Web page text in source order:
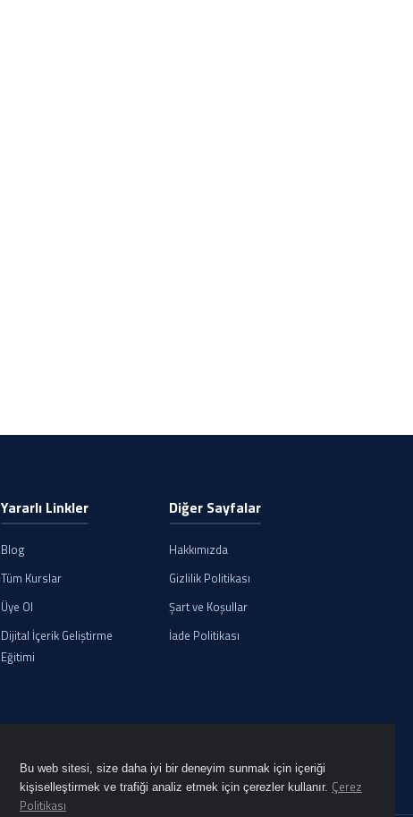
Bu web sitesi, size daha iyi bir deneyim sunmak için içeriği
kişiselleştirmek ve trafiği analiz etmek için çerezler kullanır. Çerez
Politikası
Yararlı Linkler
Blog
Tüm Kurslar
Üye Ol
Dijital İçerik Geliştirme
Eğitimi
Diğer Sayfalar
Hakkımızda
Gizlilik Politikası
Şart ve Koşullar
İade Politikası